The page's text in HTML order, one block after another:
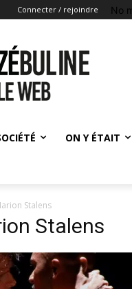
Connecter / rejoindre No
ON Y ÉTAIT
Stalens
Stalens